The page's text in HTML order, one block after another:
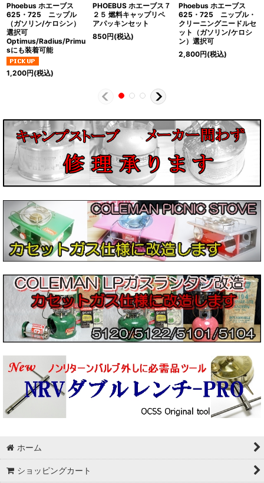
Phoebus ホエーブス
625・725 ニップル
（ガソリン/ケロシン）
選択可
Optimus/Radius/Primu
sにも装着可能
1,200円(税込)
PHOEBUS ホエーブス７
２５ 燃料キャップリペ
アパッキンセット
850円(税込)
Phoebus ホエーブス
625・725 ニップル・
クリーニングニードルセ
ット（ガソリン/ケロシ
ン）選択可
2,800円(税込)
ホーム
ショッピングカート